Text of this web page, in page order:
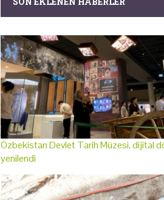
Özbekistan Devlet Tarih Müzesi, dijital
yenilendi